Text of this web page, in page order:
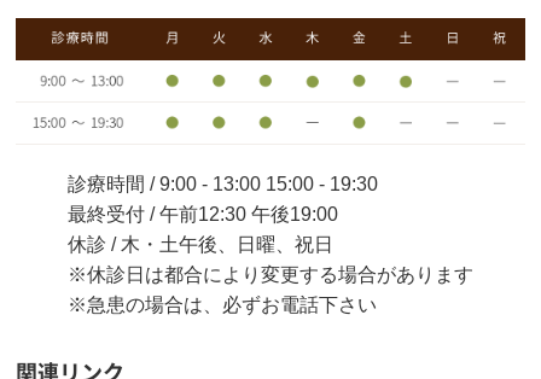
診療時間 / 9:00 - 13:00 15:00 - 19:30
最終受付 / 午前12:30 午後19:00
休診 / 木・土午後、日曜、祝日
※休診日は都合により変更する場合があります
※急患の場合は、必ずお電話下さい
関連リンク